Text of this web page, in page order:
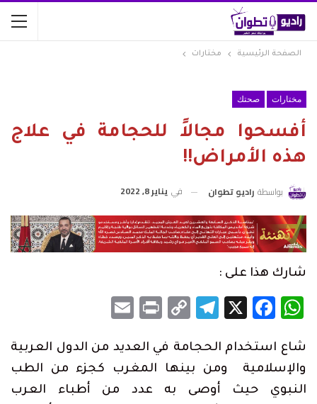
الصفحة الرئيسية مختارات
مختارات صحتك
أفسحوا مجالاً للحجامة في علاج
هذه الأمراض!!
بواسطة راديو تطوان في يناير 8, 2022
شارك هذا على :
WhatsApp
Facebook
X
Telegram
Copy
Print
شاع استخدام الحجامة في العديد من الدول العربية
والإسلامية ومن بينها المغرب كجزء من الطب
النبوي حيث أوصى به عدد من أطباء العرب